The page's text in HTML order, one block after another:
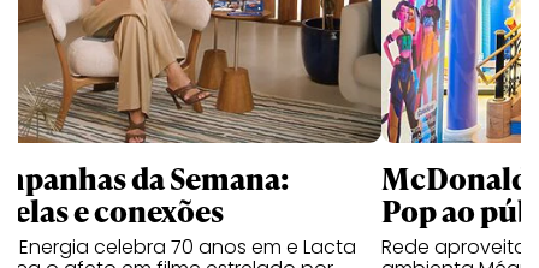
da Semana:
e conexões
Energia celebra 70 anos em e Lacta
Pop ao
Rede aproveita